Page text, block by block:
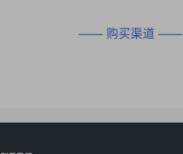
对比
相似度 44%
—— 购买渠道 ——